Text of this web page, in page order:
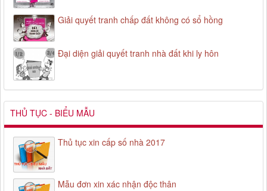
Giải quyết tranh chấp đất không có sổ hồng
Đại diện giải quyết tranh nhà đất khi ly hôn
THỦ TỤC - BIỂU MẪU
Thủ tục xin cấp số nhà 2017
Mẫu đơn xin xác nhận độc thân